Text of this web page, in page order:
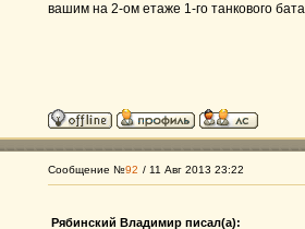
вашим на 2-ом етаже 1-го танкового
Сообщение №92 / 11 Авг 2013 23:22
Рябинский Владимир писал(а):